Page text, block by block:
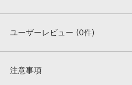
収録ファイル一覧
ユーザーレビュー (0件)
★★★★★
注意事項